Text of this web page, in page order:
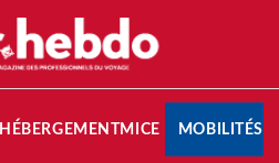
HÉBERGEMENTMICE MOBILITÉS